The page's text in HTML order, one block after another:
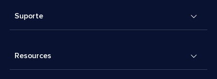
Suporte
Resources